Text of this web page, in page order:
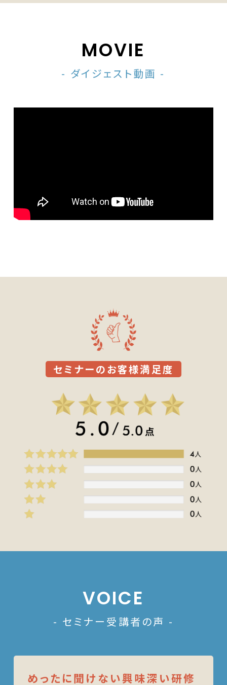
MOVIE
- ダイジェスト動画 -
セミナーのお客様満足度
VOICE
- セミナー受講者の声 -
めったに聞けない興味深い研修